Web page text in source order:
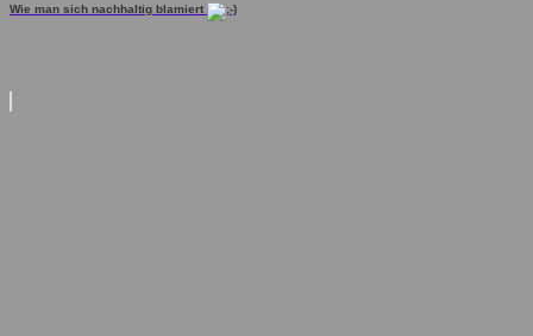
Wie man sich nachhaltig blamiert